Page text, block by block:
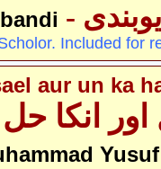
Included for
aur un ka
انکا حل - - 7